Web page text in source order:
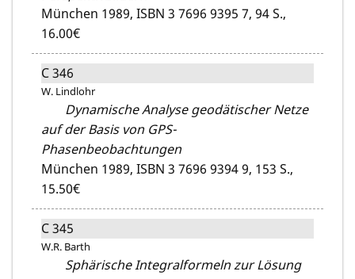
München 1989, ISBN 3 7696 9395 7, 94 S.,
16.00€
C 346
W. Lindlohr
Dynamische Analyse geodätischer Netze
auf der Basis von GPS-
Phasenbeobachtungen
München 1989, ISBN 3 7696 9394 9, 153 S.,
15.50€
C 345
W.R. Barth
Sphärische Integralformeln zur Lösung